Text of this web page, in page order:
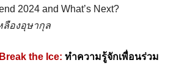
2024 and What’s Next?
ลืองอุษากุล
Break the Ice: ทำความรู้จักเพื่อนร่วม